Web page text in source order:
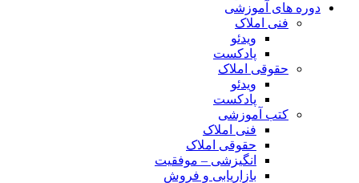
دوره های آموزشی
فنی املاک
ویدئو
پادکست
حقوقی املاک
ویدئو
پادکست
کتب آموزشی
فنی املاک
حقوقی املاک
انگیزشی – موفقیت
بازاریابی و فروش